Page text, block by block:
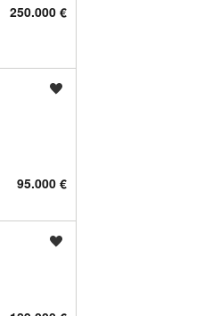
250.000 €
95.000 €